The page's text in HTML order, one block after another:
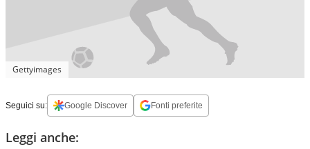
Gettyimages
Seguici su: Google Discover Fonti preferite
Leggi anche: